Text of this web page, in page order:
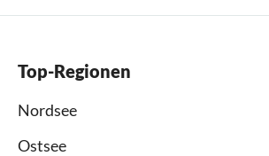
Top-Regionen
Nordsee
Ostsee